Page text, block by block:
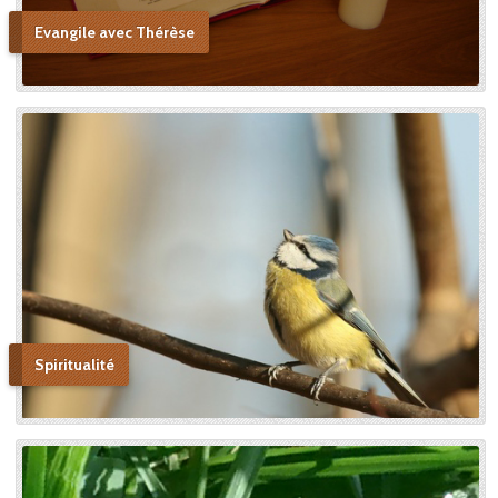
petite voie » si novatrice : « Ce
autels, mais l’instrument dont
le bon Dieu s’était servi pour
montrer aux âmes “la voie de
l’enfance spirituelle” afin qu’il
produise tout l’effet pour
lequel il avait été créé. » En
promulguant le décret sur
l’héroïcité des vertus de
Thérèse, le pape Benoît XV
saluera cette « voie de la
confiance et de l’abandon ».
Bonne lecture pour aller de
découvertes en découvertes.
« Autobiographie de la sœur
et novice de la Petite
Thérèse. Histoire d’un tison
arraché du feu. » Edition du
Carmel. 386 pages. 20 Euros
Evangile avec Thérèse
Spiritualité